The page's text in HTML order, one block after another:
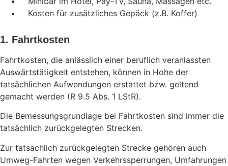
Kosten für zusätzliches Gepäck (z.B. Koffer)
1. Fahrtkosten
Fahrtkosten, die anlässlich einer beruflich veranlassten
Auswärtstätigkeit entstehen, können in Hohe der
tatsächlichen Aufwendungen erstattet bzw. geltend
gemacht werden (R 9.5 Abs. 1 LStR).
Die Bemessungsgrundlage bei Fahrtkosten sind immer die
tatsächlich zurückgelegten Strecken.
Zur tatsachlich zurückgelegten Strecke gehören auch
Umweg-Fahrten wegen Verkehrssperrungen, Umfahrungen